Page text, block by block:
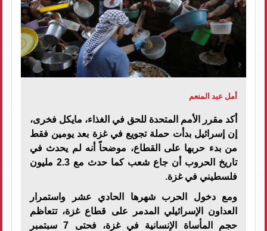
أمل عبد المنعم
أكد مقرر الأمم المتحدة للحق في الغذاء، مايكل فخرى،
إن إسرائيل بدأت حملة تجويع في غزة بعد يومين فقط
من بدء حربها على القطاع، موضحاً أنه لم يحدث في
تاريخ الحروب أن جاع شعب كما حدث مع 2.3 مليون
فلسطيني في غزة.
ومع دخول الحرب شهرها الحادي عشر واستمرار
العداون الإسرائيلي المدمر على قطاع غزة، تتعاظم
حجم المأساة الإنسانية في غزة، فحتى 7 سبتمبر